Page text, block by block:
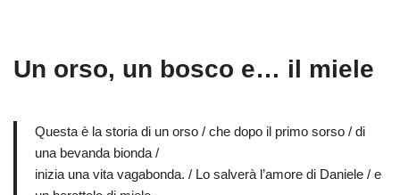
Un orso, un bosco e… il miele
Questa è la storia di un orso / che dopo il primo sorso / di
una bevanda bionda /
inizia una vita vagabonda. / Lo salverà l’amore di Daniele / e